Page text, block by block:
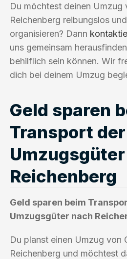
Du möchtest deinen Umzug
Reichenberg reibungslos
organisieren? Dann
uns gemeinsam
behilflich sein können. Wir
dich bei deinem Umzug
Geld sparen
Transport der
Reichenberg
Geld sparen beim
Umzugsgüter nach
Du planst einen Umzug von
Reichenberg und möchtest